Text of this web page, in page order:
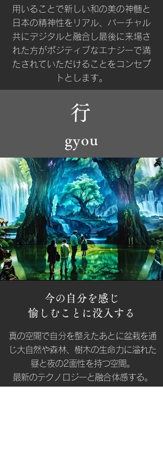
用いることで新しい和の美の神髄と
日本の精神性をリアル、バーチャル
共にデジタルと融合し最後に来場さ
れた方がポジティブなエナジーで満
たされていただけることをコンセプ
トとします。
行
gyou
今の自分を感じ
愉しむことに没入する
真の空間で自分を整えたあとに盆栽を通
じ大自然や森林、樹木の生命力に溢れた
昼と夜の2面性を持つ空間。
最新のテクノロジーと融合体感する。